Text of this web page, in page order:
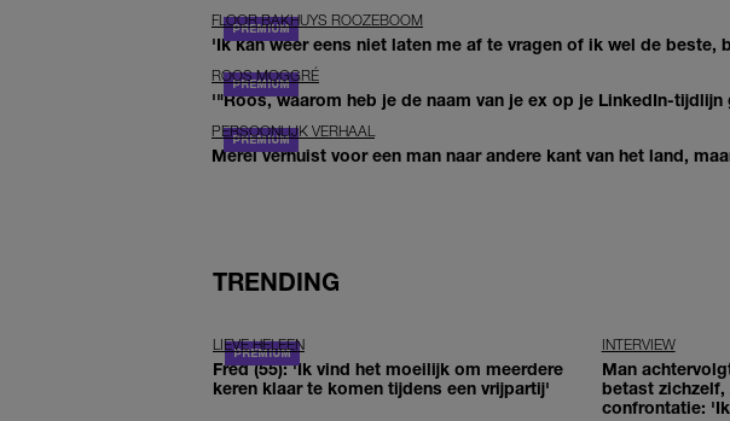
FLOOR BAKHUYS ROOZEBOOM
'Ik kan weer eens niet laten me af te vragen of ik wel de beste,
ROOS MOGGRÉ
'"Roos, waarom heb je de naam van je ex op je LinkedIn-
PERSOONLIJK VERHAAL
Merel verhuist voor een man naar andere kant van het land,
TRENDING
LIEVE HELEEN
Fred (55): 'Ik vind het moeilijk om meerdere
keren klaar te komen tijdens een vrijpartij'
INTERVIEW
Man
betast
confrontatie: